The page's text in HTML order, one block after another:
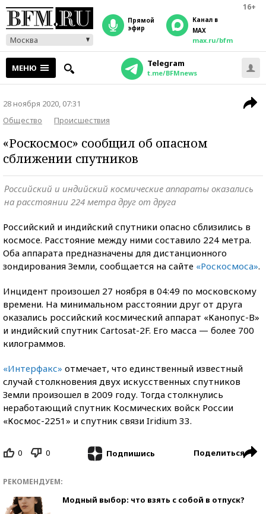
16+
Москва
прямой
эфир
Канал в
MAX
max.ru/bfm
МЕНЮ Telegram
t.me/BFMnews
28 ноября 2020, 07:31
Общество
Происшествия
«Роскосмос» сообщил об опасном
сближении спутников
Российский и индийский космические аппараты оказались
на расстоянии 224 метра друг от друга
Российский и индийский спутники опасно сблизились в
космосе. Расстояние между ними составило 224 метра.
Оба аппарата предназначены для дистанционного
зондирования Земли, сообщается на сайте «Роскосмоса».
Инцидент произошел 27 ноября в 04:49 по московскому
времени. На минимальном расстоянии друг от друга
оказались российский космический аппарат «Канопус-В»
и индийский спутник Cartosat-2F. Его масса — более 700
килограммов.
«Интерфакс» отмечает, что единственный известный
случай столкновения двух искусственных спутников
Земли произошел в 2009 году. Тогда столкнулись
неработающий спутник Космических войск России
«Космос-2251» и спутник связи Iridium 33.
0 0 Подпишись Поделиться
РЕКОМЕНДУЕМ:
Модный выбор: что взять с собой в отпуск?